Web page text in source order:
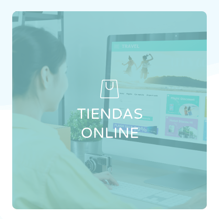
TIENDAS
ONLINE
DETALLES
Diseño de tiendas online optimizados para
incrementar tus ventas, con navegación
confiables.Creación de comercios electrónicos
optimizados para vender más, con interfaz
amigable y métodos de pago protegidos.
CONTACTO